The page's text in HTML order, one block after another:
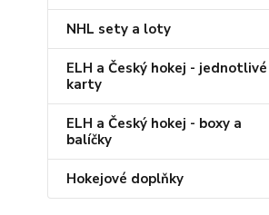
NHL sety a loty
ELH a Český hokej - jednotlivé
karty
ELH a Český hokej - boxy a
balíčky
Hokejové doplňky